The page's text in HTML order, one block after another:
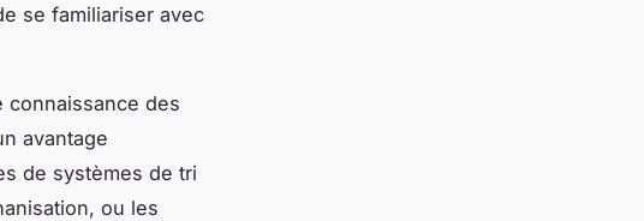
se familiariser avec
des
avantage
de systèmes de tri
ou les